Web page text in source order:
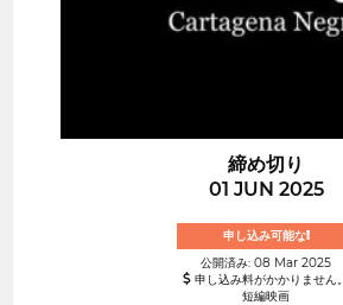
締め切り
01 JUN 2025
申し込み可能な!
公開済み: 08 Mar 2025
申し込み料がかかりません。
短編映画